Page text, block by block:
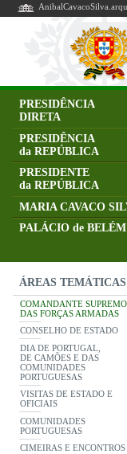
PRESIDÊNCIA
DIRETA
PRESIDÊNCIA
da REPÚBLICA
PRESIDENTE
da REPÚBLICA
MARIA CAVACO
PALÁCIO de BELÉM
ÁREAS TEMÁTICAS
COMANDANTE SUPREMO
DAS FORÇAS ARMADAS
CONSELHO DE ESTADO
DIA DE PORTUGAL,
DE CAMÕES E DAS
COMUNIDADES
PORTUGUESAS
VISITAS DE ESTADO E
OFICIAIS
COMUNIDADES
PORTUGUESAS
CIMEIRAS E ENCONTROS